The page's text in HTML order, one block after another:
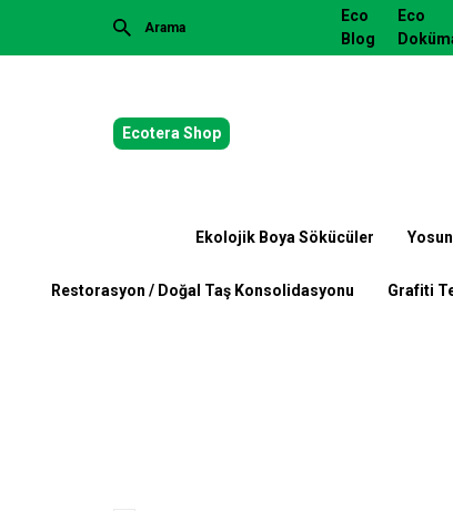
Eco
Blog
Eco
Ecotera Shop
Ekolojik Boya Sökücüler
Restorasyon / Doğal Taş Konsolidasyonu Grafiti